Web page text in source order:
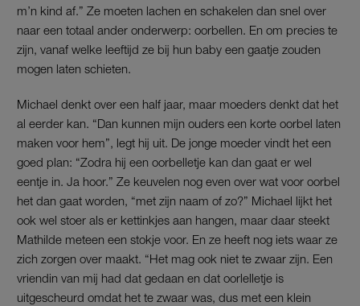
m’n kind af.” Ze moeten lachen en schakelen dan snel over
naar een totaal ander onderwerp: oorbellen. En om precies te
zijn, vanaf welke leeftijd ze bij hun baby een gaatje zouden
mogen laten schieten.
Michael denkt over een half jaar, maar moeders denkt dat het
al eerder kan. “Dan kunnen mijn ouders een korte oorbel laten
maken voor hem”, legt hij uit. De jonge moeder vindt het een
goed plan: “Zodra hij een oorbelletje kan dan gaat er wel
eentje in. Ja hoor.” Ze keuvelen nog even over wat voor oorbel
het dan gaat worden, “met zijn naam of zo?” Michael lijkt het
ook wel stoer als er kettinkjes aan hangen, maar daar steekt
Mathilde meteen een stokje voor. En ze heeft nog iets waar ze
zich zorgen over maakt. “Het mag ook niet te zwaar zijn. Een
vriendin van mij had dat gedaan en dat oorlelletje is
uitgescheurd omdat het te zwaar was, dus met een klein